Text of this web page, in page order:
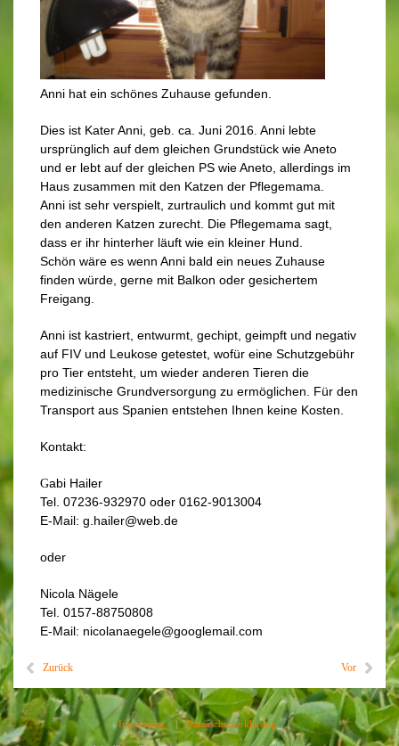
Anni hat ein schönes Zuhause gefunden.
Dies ist Kater Anni, geb. ca. Juni 2016. Anni lebte
ursprünglich auf dem gleichen Grundstück wie Aneto
und er lebt auf der gleichen PS wie Aneto, allerdings im
Haus zusammen mit den Katzen der Pflegemama.
Anni ist sehr verspielt, zurtraulich und kommt gut mit
den anderen Katzen zurecht. Die Pflegemama sagt,
dass er ihr hinterher läuft wie ein kleiner Hund.
Schön wäre es wenn Anni bald ein neues Zuhause
finden würde, gerne mit Balkon oder gesichertem
Freigang.
Anni ist kastriert, entwurmt, gechipt, geimpft und negativ
auf FIV und Leukose getestet, wofür eine Schutzgebühr
pro Tier entsteht, um wieder anderen Tieren die
medizinische Grundversorgung zu ermöglichen. Für den
Transport aus Spanien entstehen Ihnen keine Kosten.
Kontakt:
Gabi Hailer
Tel. 07236-932970 oder 0162-9013004
E-Mail: g.hailer@web.de
oder
Nicola Nägele
Tel. 0157-88750808
E-Mail: nicolanaegele@googlemail.com
Zurück Vor
Impressum | Datenschutzerklärung |